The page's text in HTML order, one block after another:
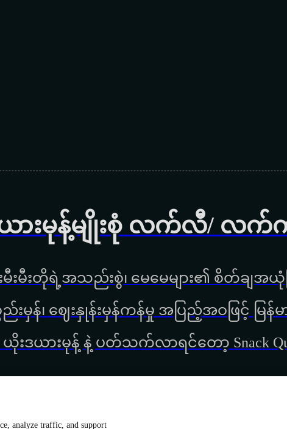
ားမုန့်မျိုးစုံ လက်လီ/ လက်က
မီးမီးတိုရဲ့အသည်းစွဲ၊ မေမေများ၏ စိတ်ချအယုံက
စ္စည်းမှန်၊ ‌ဈေးနှုန်းမှန်ကန်မှု အပြည့်အဝဖြင့်
ယိုးဒယားမုန့် နဲ့ ပတ်သက်လာရင်တော့ Snack
analyze traffic, and support